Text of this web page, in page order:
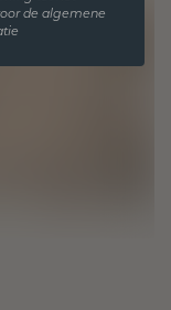
de algemene